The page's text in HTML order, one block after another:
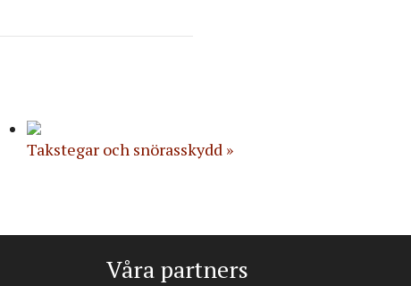
Takstegar och snörasskydd
Våra partners